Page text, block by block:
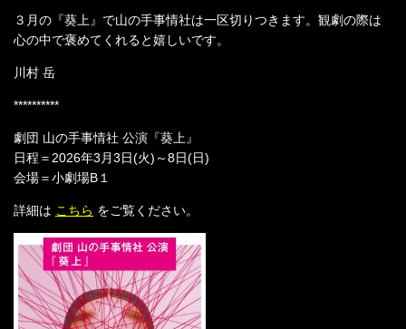
３月の『葵上』で山の手事情社は一区切りつきます。観劇の際は
心の中で褒めてくれると嬉しいです。
川村 岳
**********
劇団 山の手事情社 公演『葵上』
日程＝2026年3月3日(火)～8日(日)
会場＝小劇場B１
詳細は こちら をご覧ください。